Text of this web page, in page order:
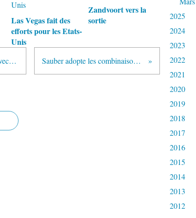
Las Vegas fait des
efforts pour les Etats-
Unis
Zandvoort vers la
sortie
Narain Karthikeyan effectue son retour avec HRT Sauber adopte les combinaisons P1
2025
2024
2023
2022
2021
2020
2019
2018
2017
2016
2015
2014
2013
2012